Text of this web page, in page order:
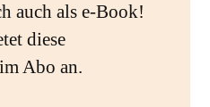
auch als e-Book!
diese
Abo an.